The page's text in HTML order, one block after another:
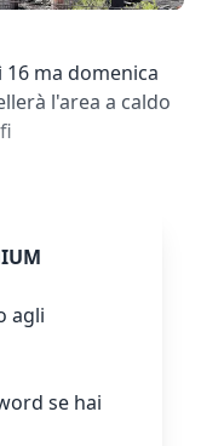
16 ma domenica
l'area a caldo
agli
se hai